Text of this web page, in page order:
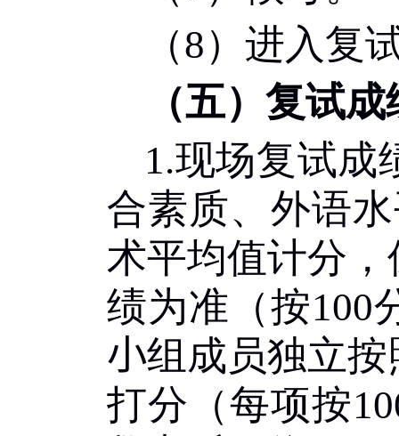
（8）进入复
（五）复试
1.现场复试成
合素质、外语
术平均值计分，
绩为准（按100
小组成员独立
打分（每项按